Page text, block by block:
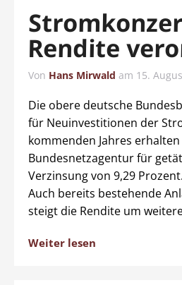
Rendite
Von Hans Mirwald am 15.
Die obere deutsche
für Neuinvestitionen der
kommenden Jahres
Bundesnetzagentur für
Verzinsung von 9,29
Auch bereits bestehende
steigt die Rendite um
Weiter lesen